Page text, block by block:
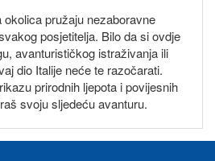
pružaju nezaboravne
posjetitelja. Bilo da si ovdje
avanturističkog istraživanja ili
dio Italije neće te razočarati.
prirodnih ljepota i povijesnih
svoju sljedeću avanturu.